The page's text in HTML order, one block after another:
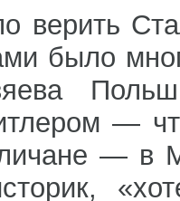
верить
было
—
— в